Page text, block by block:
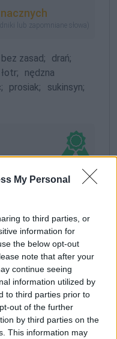
My Personal
to third parties, or
information for
the below opt-out
note that after your
continue seeing
information utilized by
to third parties prior to
out of the further
by third parties on the
This information may
lub zapomniane słowa)
zasad;
drań;
łotr;
nędzna
prosiak;
sukinsyn;
świniami; świnie;